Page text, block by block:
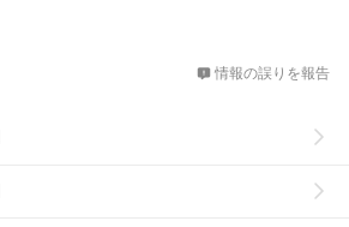
情報の誤りを報告